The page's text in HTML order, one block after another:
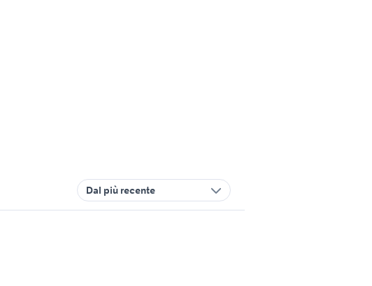
Dal più recente